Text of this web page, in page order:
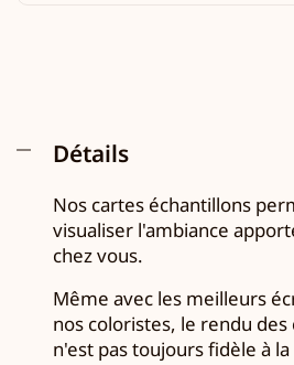
Détails
Nos cartes échantillons
visualiser l'ambiance
chez vous.
Même avec les meilleurs
nos coloristes, le rendu des
n'est pas toujours fidèle à